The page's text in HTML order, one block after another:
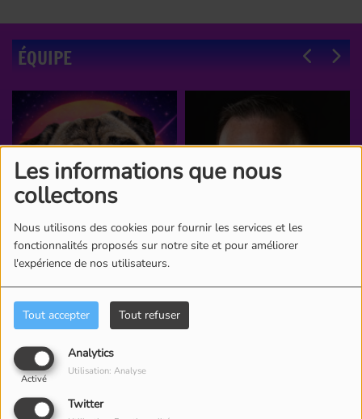
Les informations que nous
collectons
Nous utilisons des cookies pour fournir les services et les
fonctionnalités proposés sur notre site et pour améliorer
l'expérience de nos utilisateurs.
Tout accepter Tout refuser
Analytics
Activé
Utilisation: Analyse
Twitter
ÉQUIPE